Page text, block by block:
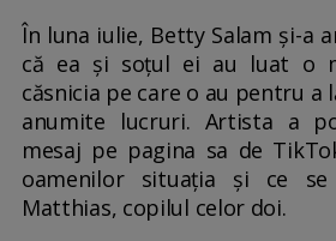
În luna iulie, Betty Salam și-a
că ea și soțul ei au luat o
căsnicia pe care o au pentru a
anumite lucruri. Artista a
mesaj pe pagina sa de
oamenilor situația și ce
Matthias, copilul celor doi.